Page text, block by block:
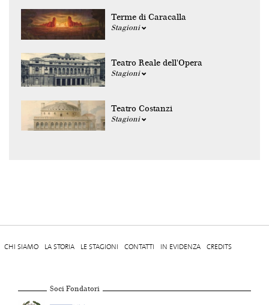
Terme di Caracalla
Stagioni
Teatro Reale dell'Opera
Stagioni
Teatro Costanzi
Stagioni
CHI SIAMO LA STORIA LE STAGIONI CONTATTI IN EVIDENZA CREDITS
Soci Fondatori